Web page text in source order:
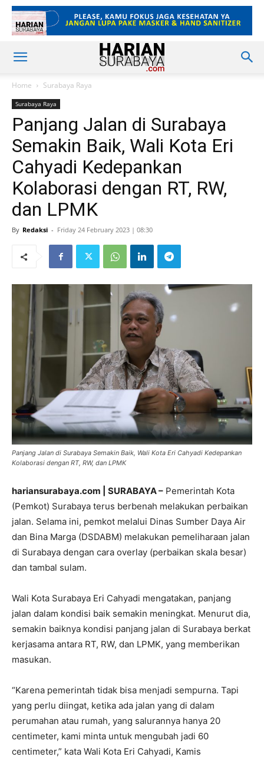
Home Surabaya Raya
Surabaya Raya
Panjang Jalan di Surabaya
Semakin Baik, Wali Kota Eri
Cahyadi Kedepankan
Kolaborasi dengan RT, RW,
dan LPMK
By Redaksi - Friday 24 February 2023 | 08:30
Panjang Jalan di Surabaya Semakin Baik, Wali Kota Eri Cahyadi Kedepankan
Kolaborasi dengan RT, RW, dan LPMK
hariansurabaya.com | SURABAYA – Pemerintah Kota
(Pemkot) Surabaya terus berbenah melakukan perbaikan
jalan. Selama ini, pemkot melalui Dinas Sumber Daya Air
dan Bina Marga (DSDABM) melakukan pemeliharaan jalan
di Surabaya dengan cara overlay (perbaikan skala besar)
dan tambal sulam.
Wali Kota Surabaya Eri Cahyadi mengatakan, panjang
jalan dalam kondisi baik semakin meningkat. Menurut dia,
semakin baiknya kondisi panjang jalan di Surabaya berkat
kerjasama antara RT, RW, dan LPMK, yang memberikan
masukan.
“Karena pemerintah tidak bisa menjadi sempurna. Tapi
yang perlu diingat, ketika ada jalan yang di dalam
perumahan atau rumah, yang salurannya hanya 20
centimeter, kami minta untuk mengubah jadi 60
centimeter,” kata Wali Kota Eri Cahyadi, Kamis